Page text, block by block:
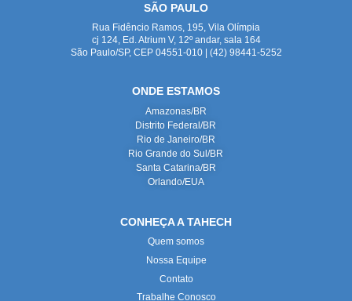
SÃO PAULO
Rua Fidêncio Ramos, 195, Vila Olímpia
cj 124, Ed. Atrium V, 12º andar, sala 164
São Paulo/SP, CEP 04551-010 | (42) 98441-5252
ONDE ESTAMOS
Amazonas/BR
Distrito Federal/BR
Rio de Janeiro/BR
Rio Grande do Sul/BR
Santa Catarina/BR
Orlando/EUA
CONHEÇA A TAHECH
Quem somos
Nossa Equipe
Contato
Trabalhe Conosco